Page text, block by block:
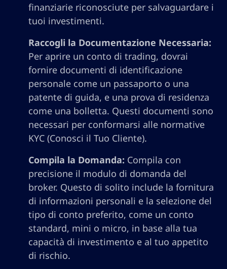
finanziarie riconosciute per salvaguardare i
tuoi investimenti.
Raccogli la Documentazione Necessaria:
Per aprire un conto di trading, dovrai
fornire documenti di identificazione
personale come un passaporto o una
patente di guida, e una prova di residenza
come una bolletta. Questi documenti sono
necessari per conformarsi alle normative
KYC (Conosci il Tuo Cliente).
Compila la Domanda: Compila con
precisione il modulo di domanda del
broker. Questo di solito include la fornitura
di informazioni personali e la selezione del
tipo di conto preferito, come un conto
standard, mini o micro, in base alla tua
capacità di investimento e al tuo appetito
di rischio.